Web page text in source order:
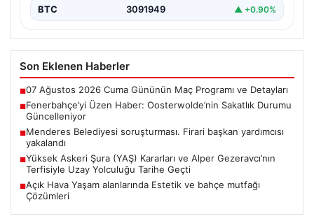
BTC 3091949 ▲ +0.90%
Son Eklenen Haberler
■07 Ağustos 2026 Cuma Gününün Maç Programı ve Detayları
■Fenerbahçe’yi Üzen Haber: Oosterwolde’nin Sakatlık Durumu
Güncelleniyor
■Menderes Belediyesi soruşturması. Firari başkan yardımcısı
yakalandı
■Yüksek Askeri Şura (YAŞ) Kararları ve Alper Gezeravcı’nın
Terfisiyle Uzay Yolculuğu Tarihe Geçti
■Açık Hava Yaşam alanlarında Estetik ve bahçe mutfağı
Çözümleri